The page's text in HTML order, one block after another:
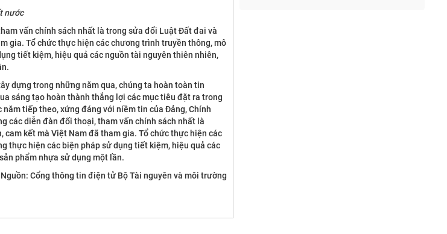
nước
vấn chính sách nhất là trong sửa đổi Luật Đất đai và
gia. Tổ chức thực hiện các chương trình truyền thông, mô
tiết kiệm, hiệu quả các nguồn tài nguyên thiên nhiên,
dựng trong những năm qua, chúng ta hoàn toàn tin
sáng tạo hoàn thành thắng lợi các mục tiêu đặt ra trong
tiếp theo, xứng đáng với niềm tin của Đảng, Chính
các diễn đàn đối thoại, tham vấn chính sách nhất là
kết mà Việt Nam đã tham gia. Tổ chức thực hiện các
thực hiện các biện pháp sử dụng tiết kiệm, hiệu quả các
phẩm nhựa sử dụng một lần.
Nguồn: Cổng thông tin điện tử Bộ Tài nguyên và môi trường